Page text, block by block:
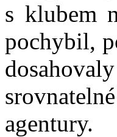
s klubem
pochybil,